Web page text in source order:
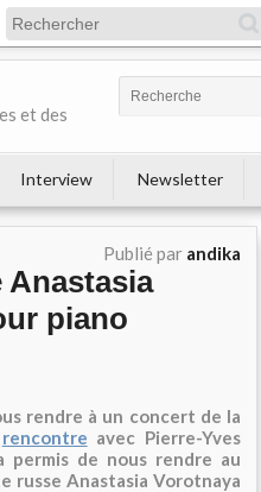
et des
Interview Newsletter
Publié par andika
Anastasia
piano
rendre à un concert de la
rencontre avec Pierre-Yves
permis de nous rendre au
russe Anastasia Vorotnaya